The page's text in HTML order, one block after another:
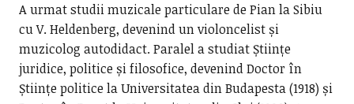
A urmat studii muzicale particulare de Pian la Sibiu
cu V. Heldenberg, devenind un violoncelist și
muzicolog autodidact. Paralel a studiat Științe
juridice, politice și filosofice, devenind Doctor în
Științe politice la Universitatea din Budapesta (1918) și